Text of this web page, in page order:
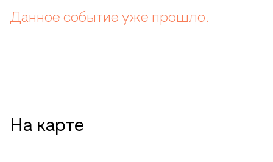
Данное событие уже прошло.
На карте